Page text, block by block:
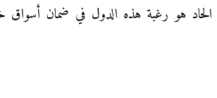
الحاد هو رغبة هذه الدول في ضمان